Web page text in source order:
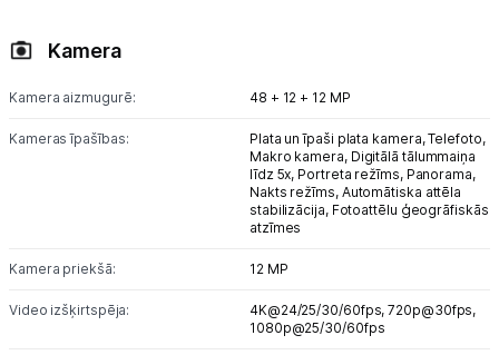
Kamera
Kamera aizmugurē: 48 + 12 + 12 MP
Kameras īpašības:
Plata un īpaši plata kamera, Telefoto,
Makro kamera, Digitālā tālummaiņa
līdz 5x, Portreta režīms, Panorama,
Nakts režīms, Automātiska attēla
stabilizācija, Fotoattēlu ģeogrāfiskās
atzīmes
Kamera priekšā: 12 MP
Video izšķirtspēja: 4K@24/25/30/60fps,720p@30fps,
1080p@25/30/60fps